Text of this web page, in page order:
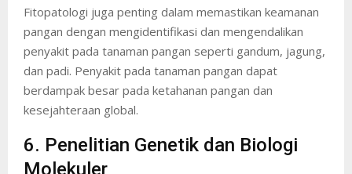
Fitopatologi juga penting dalam memastikan keamanan
pangan dengan mengidentifikasi dan mengendalikan
penyakit pada tanaman pangan seperti gandum, jagung,
dan padi. Penyakit pada tanaman pangan dapat
berdampak besar pada ketahanan pangan dan
kesejahteraan global.
6. Penelitian Genetik dan Biologi
Molekuler